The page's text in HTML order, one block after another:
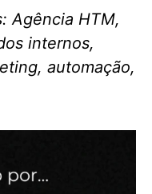
Agência HTM,
internos,
automação,